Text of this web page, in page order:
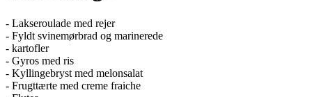
- Lakseroulade med rejer
- Fyldt svinemørbrad og marinerede
- kartofler
- Gyros med ris
- Kyllingebryst med melonsalat
- Frugttærte med creme fraiche